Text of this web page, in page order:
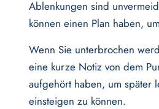
Ablenkungen sind
können einen Plan haben,
Wenn Sie unterbrochen
eine kurze Notiz von dem
aufgehört haben, um später
einsteigen zu können.